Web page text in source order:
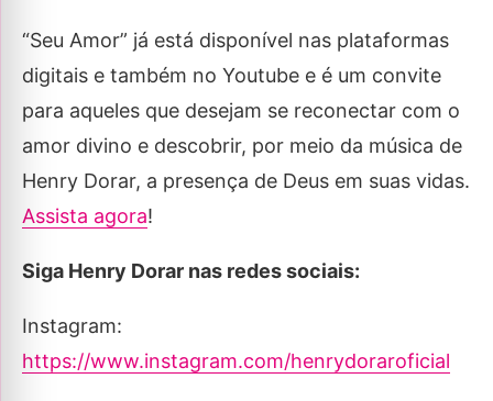
“Seu Amor” já está disponível nas plataformas
digitais e também no Youtube e é um convite
para aqueles que desejam se reconectar com o
amor divino e descobrir, por meio da música de
Henry Dorar, a presença de Deus em suas vidas.
Assista agora!
Siga Henry Dorar nas redes sociais:
Instagram:
https://www.instagram.com/henrydoraroficial